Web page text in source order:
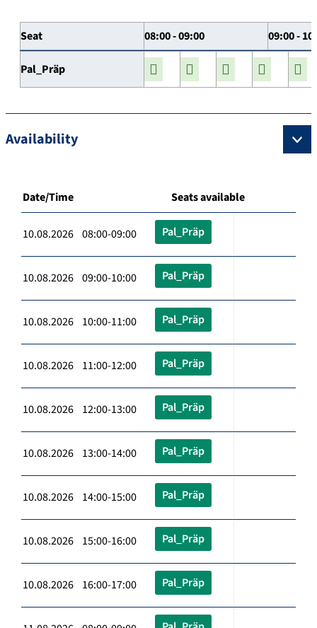
Seat 08:00 - 09:00 09:00 -
Pal_Präp
Availability
Date/Time Seats available
10.08.2026 08:00-09:00 Pal_Präp
10.08.2026 09:00-10:00 Pal_Präp
10.08.2026 10:00-11:00 Pal_Präp
10.08.2026 11:00-12:00 Pal_Präp
10.08.2026 12:00-13:00 Pal_Präp
10.08.2026 13:00-14:00 Pal_Präp
10.08.2026 14:00-15:00 Pal_Präp
10.08.2026 15:00-16:00 Pal_Präp
10.08.2026 16:00-17:00 Pal_Präp